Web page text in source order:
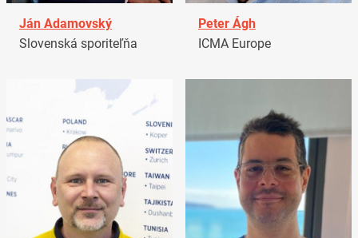
Ján Adamovský
Slovenská sporiteľňa
Peter Ágh
ICMA Europe